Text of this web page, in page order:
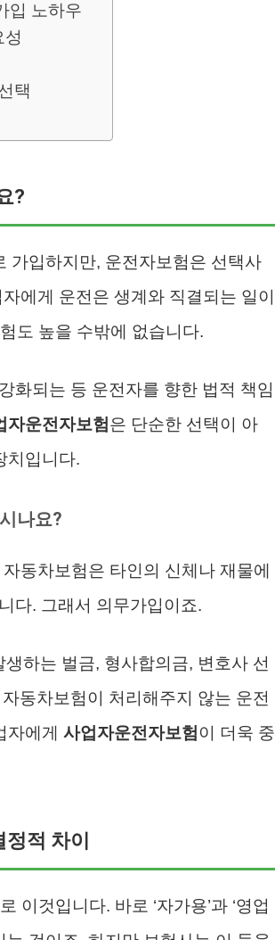
입 노하우
성
택
?
가입하지만, 운전자보험은 선택사
에게 운전은 생계와 직결되는 일이
도 높을 수밖에 없습니다.
화되는 등 운전자를 향한 법적 책임
자운전자보험은 단순한 선택이 아
치입니다.
나요?
동차보험은 타인의 신체나 재물에
다. 그래서 의무가입이죠.
하는 벌금, 형사합의금, 변호사 선
동차보험이 처리해주지 않는 운전
에게 사업자운전자보험이 더욱 중
적 차이
이것입니다. 바로 ‘자가용’과 ‘영업